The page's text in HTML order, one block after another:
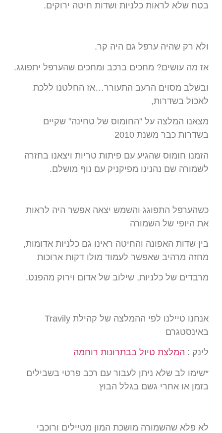
בטח שלא לראות כלניות ושדות חיטה ירוקים.
ולא רק שהיה ערפל גם היה קר.
אז מה עושים? מחכים ברכב ומחכים שהערפל יתפוגג.
ובשלב מסוים הרעב התעורר…אז החלטנו ללכת
לאכול בשדרות,
מצאנו המלצה על "החומוס של טחינה" שקיים
בשדרות כבר משנת 2010
הזמנו חומוס שהגיע עם פיתות טריות ויצאנו בחזרה
לשמורה שם נהנינו מפיקניק עם נוף מושלם.
כשהערפל התפוגג והשמש יצאה אפשר היה לראות
את היופי של השמורה
בין שדות האפונה והחיטה ראינו גם כלניות אדומות,
מחזה מרהיב שאפשר לעמוד מולו דקות ארוכות
מרבדים של כלניות, שילוב של אדום וירוק מהפנט.
אנחנו טיילנו לפי ההמלצה של קהילת Travily
באינסטגרם
לינק : המלצת טיול בבתרונות רוחמה
*שימו לב שלא ניתן לעבור עם רכב פרטי בשבילים
בזמן או אחרי גשם בגלל הבוץ
לא פלא שהשמורה מושכת המון מטיילים ורוכבי